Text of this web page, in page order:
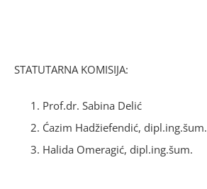
STATUTARNA KOMISIJA:
Prof.dr. Sabina Delić
Ćazim Hadžiefendić, dipl.ing.šum.
Halida Omeragić, dipl.ing.šum.